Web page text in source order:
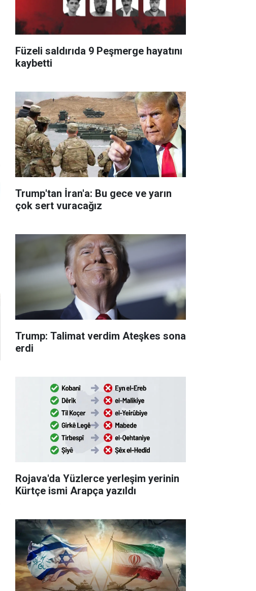
Füzeli saldırıda 9 Peşmerge hayatını
kaybetti
Trump'tan İran'a: Bu gece ve yarın
çok sert vuracağız
Trump: Talimat verdim Ateşkes sona
erdi
Rojava'da Yüzlerce yerleşim yerinin
Kürtçe ismi Arapça yazıldı